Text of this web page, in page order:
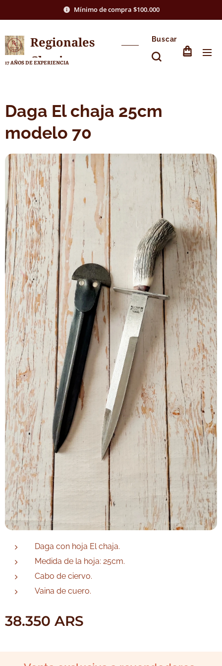
Mínimo de compra $100.000
Regionales
Chasico
17 AÑOS DE EXPERIENCIA
Buscar
Daga El chaja 25cm
modelo 70
Daga con hoja El chaja.
Medida de la hoja: 25cm.
Cabo de ciervo.
Vaina de cuero.
38.350 ARS